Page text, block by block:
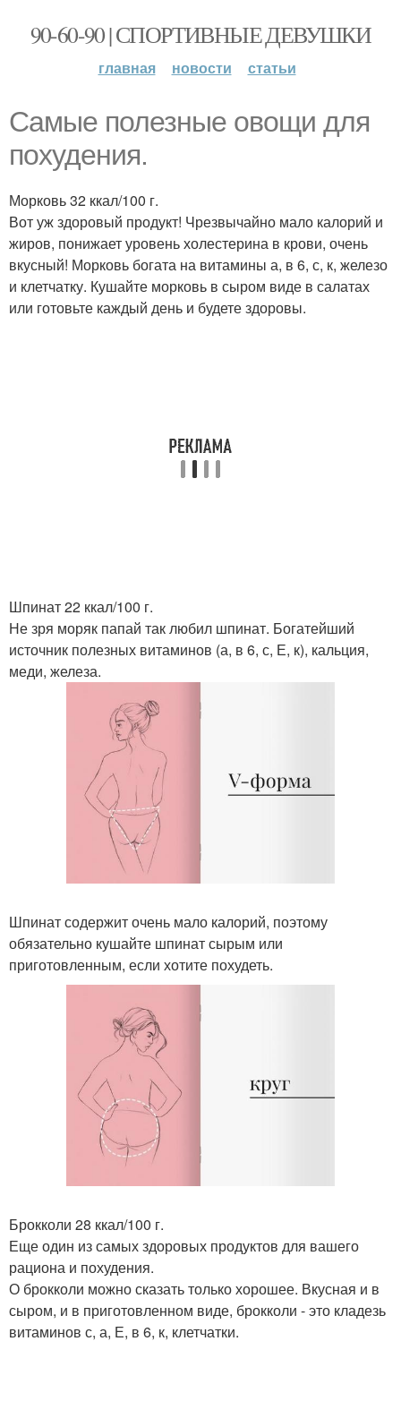
90-60-90 | СПОРТИВНЫЕ ДЕВУШКИ
главная новости статьи
Самые полезные овощи для
похудения.
Морковь 32 ккал/100 г.
Вот уж здоровый продукт! Чрезвычайно мало калорий и
жиров, понижает уровень холестерина в крови, очень
вкусный! Морковь богата на витамины а, в 6, с, к, железо
и клетчатку. Кушайте морковь в сыром виде в салатах
или готовьте каждый день и будете здоровы.
Шпинат 22 ккал/100 г.
Не зря моряк папай так любил шпинат. Богатейший
источник полезных витаминов (а, в 6, с, Е, к), кальция,
меди, железа.
Шпинат содержит очень мало калорий, поэтому
обязательно кушайте шпинат сырым или
приготовленным, если хотите похудеть.
Брокколи 28 ккал/100 г.
Еще один из самых здоровых продуктов для вашего
рациона и похудения.
О брокколи можно сказать только хорошее. Вкусная и в
сыром, и в приготовленном виде, брокколи - это кладезь
витаминов с, а, Е, в 6, к, клетчатки.